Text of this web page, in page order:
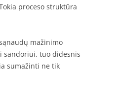
proceso struktūra
mažinimo
sandoriui, tuo didesnis
sumažinti ne tik